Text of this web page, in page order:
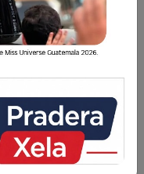
que el 31 de julio
impuesto de
informa que hasta
Tributaria (SAT)
que el 31 de
el impuesto
informa que